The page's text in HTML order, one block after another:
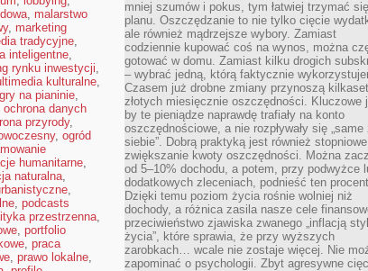
, malarstwo
, marketing
tradycyjne,
inteligentne,
rynku inwestycji,
kulturalne,
na pianinie,
ochrona danych
przyrody,
, ogród
humanitarne,
naturalna,
,
, podcasts
przestrzenna,
, portfolio
, praca
, prawo lokalne,
mniej szumów i pokus, tym łatwiej trzymać się
planu. Oszczędzanie to nie tylko cięcie
ale również mądrzejsze wybory. Zamiast
codziennie kupować coś na wynos, można
gotować w domu. Zamiast kilku drogich
– wybrać jedną, którą faktycznie
Czasem już drobne zmiany przynoszą kilkaset
złotych miesięcznie oszczędności. Kluczowe
by te pieniądze naprawdę trafiały na konto
oszczędnościowe, a nie rozpływały się „same
siebie”. Dobrą praktyką jest również stopniowe
zwiększanie kwoty oszczędności. Można
od 5–10% dochodu, a potem, przy podwyżce
dodatkowych zleceniach, podnieść ten
Dzięki temu poziom życia rośnie wolniej niż
dochody, a różnica zasila nasze cele
przeciwieństwo zjawiska zwanego „inflacją
życia”, które sprawia, że przy wyższych
zarobkach… wcale nie zostaje więcej. Nie
zapominać o psychologii. Zbyt agresywne